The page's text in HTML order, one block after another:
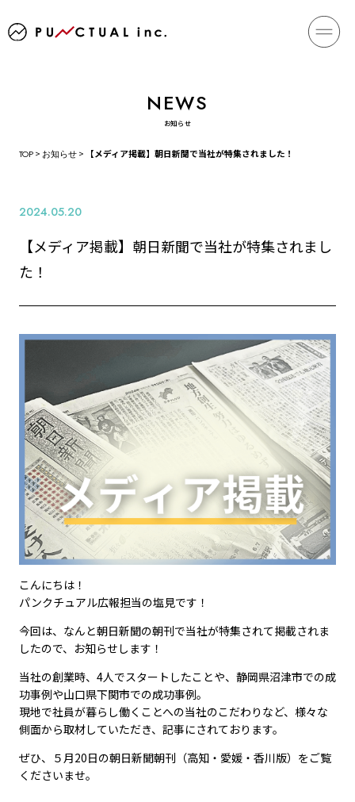
お知らせ
TOP> お知らせ> 【メディア掲載】朝日新聞で当社が特集されました！
2024.05.20
【メディア掲載】朝日新聞で当社が特集されまし
た！
こんにちは！
パンクチュアル広報担当の塩見です！
今回は、なんと朝日新聞の朝刊で当社が特集されて掲載されま
したので、お知らせします！
当社の創業時、4人でスタートしたことや、静岡県沼津市での成
功事例や山口県下関市での成功事例。
現地で社員が暮らし働くことへの当社のこだわりなど、様々な
側面から取材していただき、記事にされております。
ぜひ、５月20日の朝日新聞朝刊（高知・愛媛・香川版）をご覧
くださいませ。